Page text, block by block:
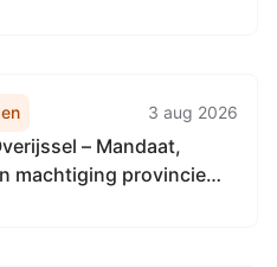
3 aug 2026
– Mandaat,
machtiging provincie